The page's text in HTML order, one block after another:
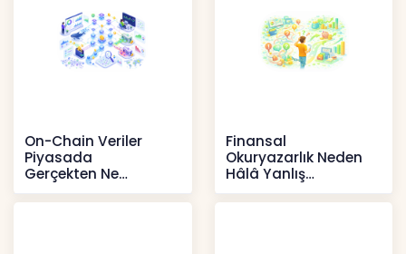
On-Chain Veriler
Piyasada
Gerçekten Ne
Anlatır?
Kripto
Finansal
Okuryazarlık Neden
Hâlâ Yanlış
Anlaşılıyor?
İçerikler